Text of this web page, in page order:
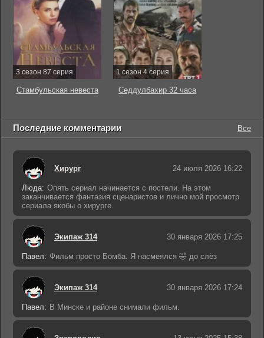
3 сезон 87 серия
Стамбульская невеста
1 сезон 4 серия
Седдулбахир 32 часа
Последние комментарии Все
Хирург 24 июля 2026 16:22
Люда: Опять сериал начинается с постели. На этом
заканчивается фантазия сценаристов и лично мой просмотр
сериала якобы о хирурге.
Экипаж 314 30 января 2026 17:25
Павел: Фильм просто Бомба. Я насмеялся 🤣 до слёз
Экипаж 314 30 января 2026 17:24
Павел: В Минске и районе снимали фильм.